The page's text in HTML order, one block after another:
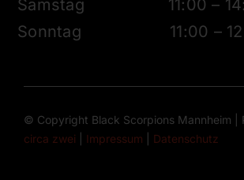
Samstag 11:00 –
Sonntag 11:00 –
© Copyright Black Scorpions Mannheim |
circa zwei
Impressum Datenschutz